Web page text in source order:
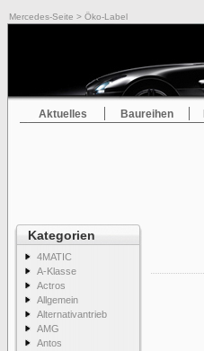
Mercedes-Seite > Öko-Label
Aktuelles Baureihen
Kategorien
4MATIC
A-Klasse
Actros
Allgemein
Alternativantrieb
AMG
Antos